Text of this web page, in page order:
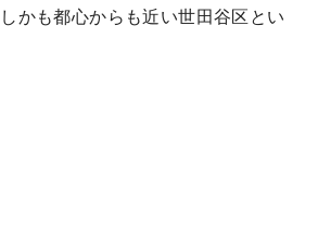
かも都心からも近い世田谷区とい